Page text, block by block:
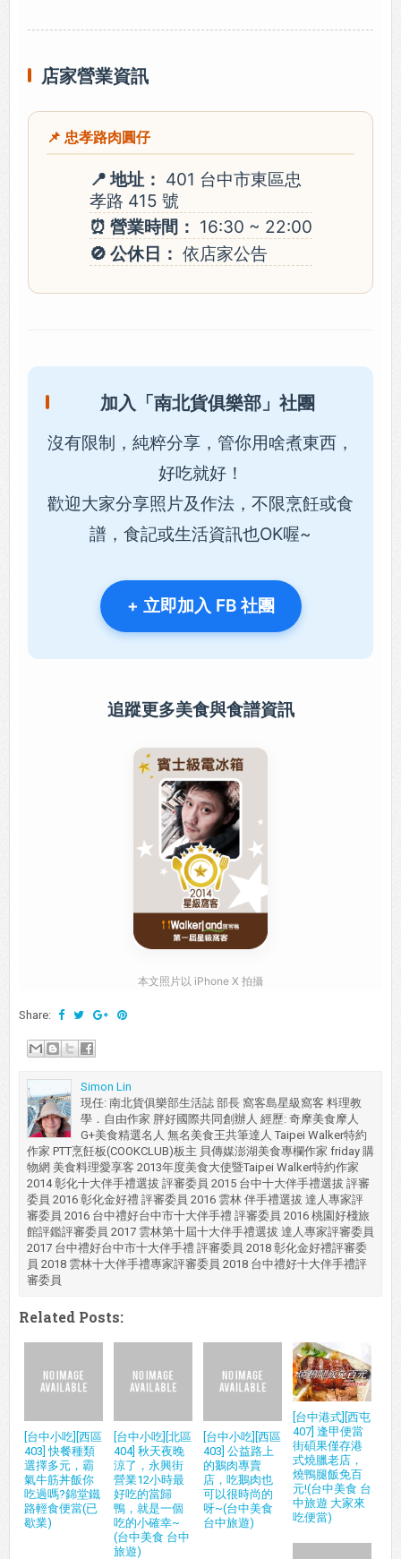
店家營業資訊
📌 忠孝路肉圓仔
📍 地址： 401 台中市東區忠
孝路 415 號
⏰ 營業時間： 16:30 ~ 22:00
🚫 公休日： 依店家公告
加入「南北貨俱樂部」社團
沒有限制，純粹分享，管你用啥煮東西，
好吃就好！
歡迎大家分享照片及作法，不限烹飪或食
譜，食記或生活資訊也OK喔~
+ 立即加入 FB 社團
追蹤更多美食與食譜資訊
本文照片以 iPhone X 拍攝
Share:
Simon Lin
現任: 南北貨俱樂部生活誌 部長 窩客島星級窩客 料理教
學．自由作家 胖好國際共同創辦人 經歷: 奇摩美食摩人
G+美食精選名人 無名美食王共筆達人 Taipei Walker特約
作家 PTT烹飪板(COOKCLUB)板主 貝傳媒澎湖美食專欄作家 friday 購
物網 美食料理愛享客 2013年度美食大使暨Taipei Walker特約作家
2014 彰化十大伴手禮選拔 評審委員 2015 台中十大伴手禮選拔 評審
委員 2016 彰化金好禮 評審委員 2016 雲林 伴手禮選拔 達人專家評
審委員 2016 台中禮好台中市十大伴手禮 評審委員 2016 桃園好棧旅
館評鑑評審委員 2017 雲林第十屆十大伴手禮選拔 達人專家評審委員
2017 台中禮好台中市十大伴手禮 評審委員 2018 彰化金好禮評審委
員 2018 雲林十大伴手禮專家評審委員 2018 台中禮好十大伴手禮評
審委員
Related Posts:
[台中小吃][西區
403] 快餐種類
選擇多元，霸
氣牛筋丼飯你
吃過嗎?錦堂鐵
路輕食便當(已
歇業)
[台中小吃][北區
404] 秋天夜晚
涼了，永興街
營業12小時最
好吃的當歸
鴨，就是一個
吃的小確幸~
(台中美食 台中
旅遊)
[台中小吃][西區
403] 公益路上
的鵝肉專賣
店，吃鵝肉也
可以很時尚的
呀~(台中美食
台中旅遊)
[台中港式][西屯
407] 逢甲便當
街碩果僅存港
式燒臘老店，
燒鴨腿飯免百
元!(台中美食 台
中旅遊 大家來
吃便當)